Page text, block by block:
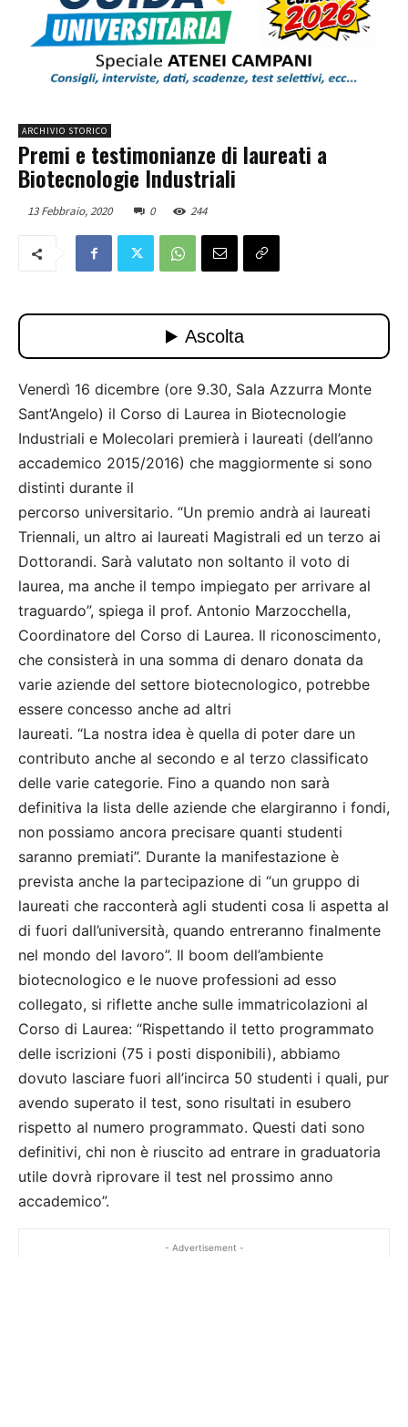
ARCHIVIO STORICO
Premi e testimonianze di laureati a
Biotecnologie Industriali
13 Febbraio, 2020 0 244
Venerdì 16 dicembre (ore 9.30, Sala Azzurra Monte
Sant’Angelo) il Corso di Laurea in Biotecnologie
Industriali e Molecolari premierà i laureati (dell’anno
accademico 2015/2016) che maggiormente si sono
distinti durante il
percorso universitario. “Un premio andrà ai laureati
Triennali, un altro ai laureati Magistrali ed un terzo ai
Dottorandi. Sarà valutato non soltanto il voto di
laurea, ma anche il tempo impiegato per arrivare al
traguardo”, spiega il prof. Antonio Marzocchella,
Coordinatore del Corso di Laurea. Il riconoscimento,
che consisterà in una somma di denaro donata da
varie aziende del settore biotecnologico, potrebbe
essere concesso anche ad altri
laureati. “La nostra idea è quella di poter dare un
contributo anche al secondo e al terzo classificato
delle varie categorie. Fino a quando non sarà
definitiva la lista delle aziende che elargiranno i fondi,
non possiamo ancora precisare quanti studenti
saranno premiati”. Durante la manifestazione è
prevista anche la partecipazione di “un gruppo di
laureati che racconterà agli studenti cosa li aspetta al
di fuori dall’università, quando entreranno finalmente
nel mondo del lavoro”. Il boom dell’ambiente
biotecnologico e le nuove professioni ad esso
collegato, si riflette anche sulle immatricolazioni al
Corso di Laurea: “Rispettando il tetto programmato
delle iscrizioni (75 i posti disponibili), abbiamo
dovuto lasciare fuori all’incirca 50 studenti i quali, pur
avendo superato il test, sono risultati in esubero
rispetto al numero programmato. Questi dati sono
definitivi, chi non è riuscito ad entrare in graduatoria
utile dovrà riprovare il test nel prossimo anno
accademico”.
- Advertisement -